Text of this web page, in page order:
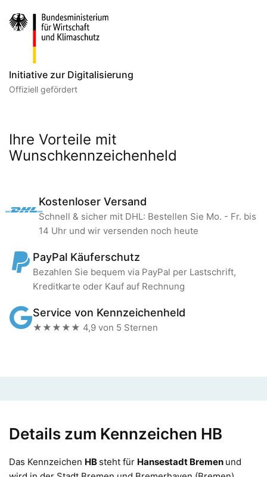
Initiative zur Digitalisierung
Offiziell gefördert
Ihre Vorteile mit
Wunschkennzeichenheld
Kostenloser Versand
Schnell & sicher mit DHL: Bestellen Sie Mo. - Fr. bis
14 Uhr und wir versenden noch heute
PayPal Käuferschutz
Bezahlen Sie bequem via PayPal per Lastschrift,
Kreditkarte oder Kauf auf Rechnung
Service von Kennzeichenheld
★★★★★ 4,9 von 5 Sternen
Details zum Kennzeichen HB
Das Kennzeichen HB steht für Hansestadt Bremen und